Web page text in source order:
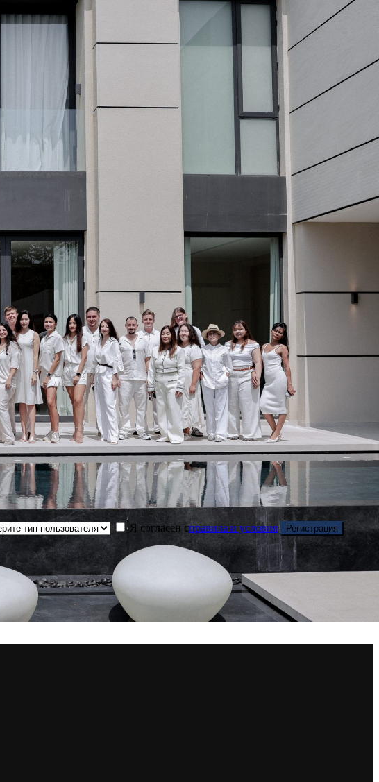
Я согласен справила и условия Регистрация